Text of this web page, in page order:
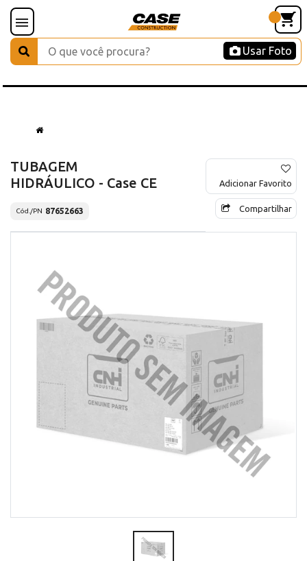
Usar Foto
TUBAGEM
HIDRÁULICO - Case CE
Cód./PN 87652663
Adicionar Favorito
Compartilhar